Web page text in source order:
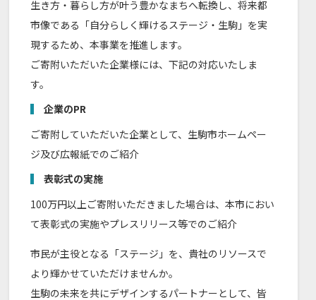
生き方・暮らし方が叶う豊かなまちへ転換し、将来都
市像である「自分らしく輝けるステージ・生駒」を実
現するため、本事業を推進します。
ご寄附いただいた企業様には、下記の対応いたしま
す。
企業のPR
ご寄附していただいた企業として、生駒市ホームペー
ジ及び広報紙でのご紹介
表彰式の実施
100万円以上ご寄附いただきました場合は、本市におい
て表彰式の実施やプレスリリース等でのご紹介
市民が主役となる「ステージ」を、貴社のリソースで
より輝かせていただけませんか。
生駒の未来を共にデザインするパートナーとして、皆